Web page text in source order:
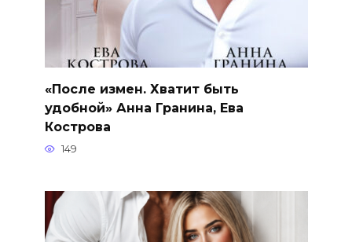
«После измен. Хватит быть
удобной» Анна Гранина, Ева
Кострова
149